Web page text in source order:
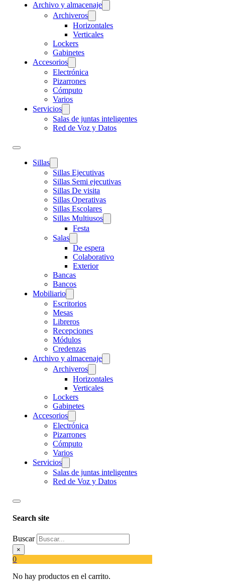
Archivo y almacenaje
Archiveros
Horizontales
Verticales
Lockers
Gabinetes
Accesorios
Electrónica
Pizarrones
Cómputo
Varios
Servicios
Salas de juntas inteligentes
Red de Voz y Datos
Sillas
Sillas Ejecutivas
Sillas Semi ejecutivas
Sillas De visita
Sillas Operativas
Sillas Escolares
Sillas Multiusos
Festa
Salas
De espera
Colaborativo
Exterior
Bancas
Bancos
Mobiliario
Escritorios
Mesas
Libreros
Recepciones
Módulos
Credenzas
Archivo y almacenaje
Archiveros
Horizontales
Verticales
Lockers
Gabinetes
Accesorios
Electrónica
Pizarrones
Cómputo
Varios
Servicios
Salas de juntas inteligentes
Red de Voz y Datos
Search site
Buscar
×
0
No hay productos en el carrito.